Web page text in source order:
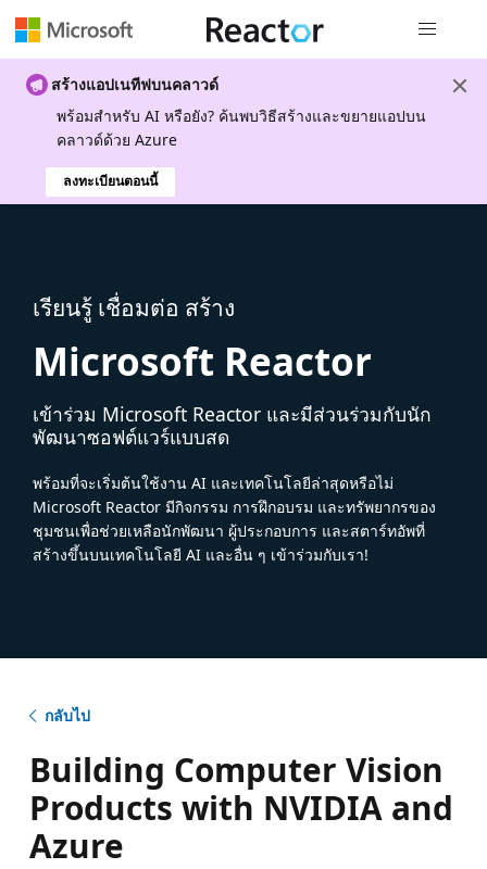
สร้างแอปเนทีฟบนคลาวด์
พร้อมสําหรับ AI หรือยัง? ค้นพบวิธีสร้างและขยายแอปบน
คลาวด์ด้วย Azure
ลงทะเบียนตอนนี้
เรียนรู้ เชื่อมต่อ สร้าง
Microsoft Reactor
เข้าร่วม Microsoft Reactor และมีส่วนร่วมกับนัก
พัฒนาซอฟต์แวร์แบบสด
พร้อมที่จะเริ่มต้นใช้งาน AI และเทคโนโลยีล่าสุดหรือไม่
Microsoft Reactor มีกิจกรรม การฝึกอบรม และทรัพยากรของ
ชุมชนเพื่อช่วยเหลือนักพัฒนา ผู้ประกอบการ และสตาร์ทอัพที่
สร้างขึ้นบนเทคโนโลยี AI และอื่น ๆ เข้าร่วมกับเรา!
กลับไป
Building Computer Vision
Products with NVIDIA and
Azure